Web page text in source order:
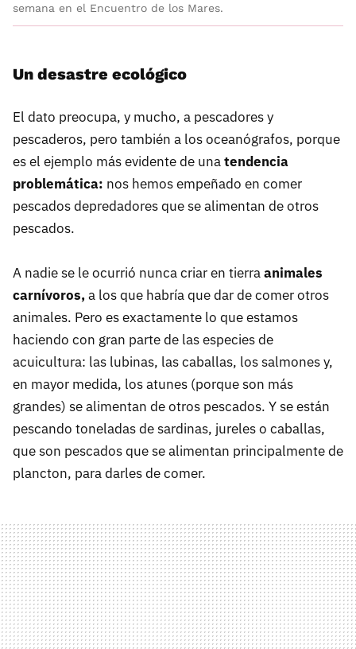
semana en el Encuentro de los Mares.
Un desastre ecológico
El dato preocupa, y mucho, a pescadores y
pescaderos, pero también a los oceanógrafos, porque
es el ejemplo más evidente de unatendencia
problemática: nos hemos empeñado en comer
pescados depredadores que se alimentan de otros
pescados.
A nadie se le ocurrió nunca criar en tierraanimales
carnívoros,a los que habría que dar de comer otros
animales. Pero es exactamente lo que estamos
haciendo con gran parte de las especies de
acuicultura: las lubinas, las caballas, los salmones y,
en mayor medida, los atunes (porque son más
grandes) se alimentan de otros pescados. Y se están
pescando toneladas de sardinas, jureles o caballas,
que son pescados que se alimentan principalmente de
plancton, para darles de comer.